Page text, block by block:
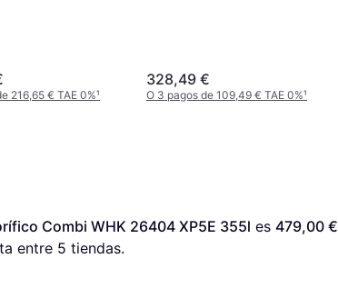
216,65 € TAE 0%¹
328,49 €
O 3 pagos de 109,49 € TAE 0%¹
Combi WHK 26404 XP5E 355l es 479,00 €
entre 5 tiendas.